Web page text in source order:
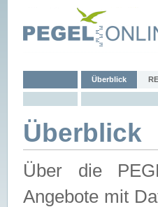
Überblick
Überblick
Über die
Angebote mit